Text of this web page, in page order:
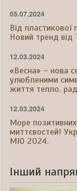
05.07.2024
Від
Новий тренд від
12.03.2024
«Весна» – нова
улюбленими
життя тепло,
12.03.2024
Море
миттєвостей!
МІО 2024.
Інший